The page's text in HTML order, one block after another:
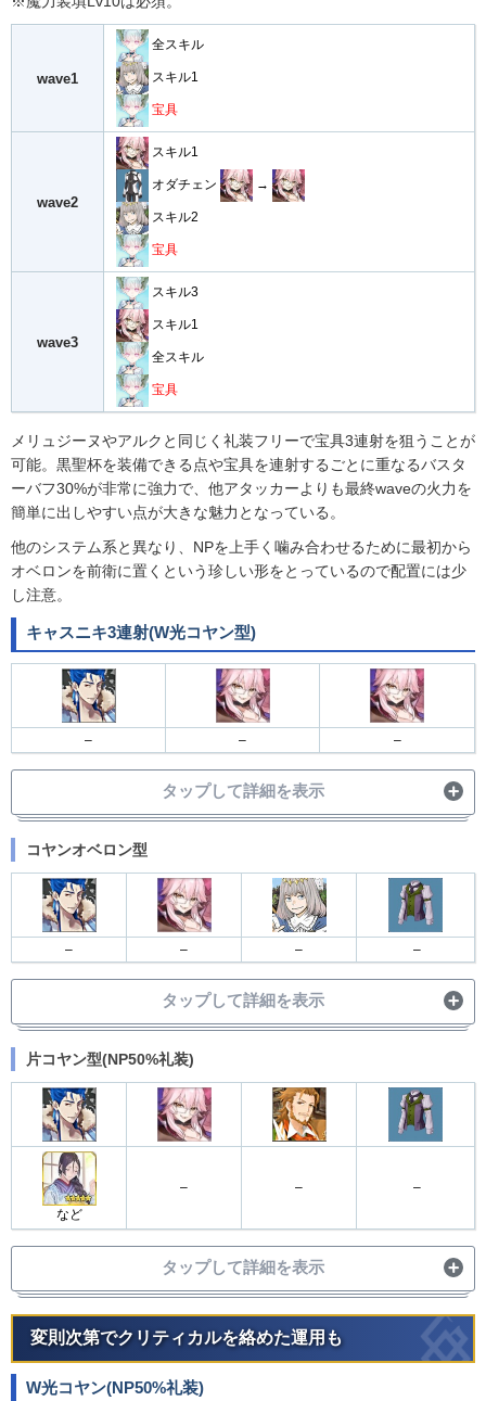
wave1
全スキル
スキル1
宝具
wave2
スキル1
オダチェン →
スキル2
宝具
wave3
スキル3
スキル1
全スキル
宝具
メリュジーヌやアルクと同じく礼装フリーで宝具3連射を狙うことが
可能。黒聖杯を装備できる点や宝具を連射するごとに重なるバスタ
ーバフ30%が非常に強力で、他アタッカーよりも最終waveの火力を
簡単に出しやすい点が大きな魅力となっている。
他のシステム系と異なり、NPを上手く噛み合わせるために最初から
オベロンを前衛に置くという珍しい形をとっているので配置には少
し注意。
キャスニキ3連射(W光コヤン型)
– – –
タップして詳細を表示
1wave
スキル1,3
スキル1→
宝具
スキル1→
スキル3
3wave
スキル1
宝具
コヤンオベロン型
– – – –
タップして詳細を表示
1wave
スキル3
スキル2→
スキル1→
スキル3
宝具
3wave
スキル1
宝具
片コヤン型(NP50%礼装)
など
– – –
タップして詳細を表示
1wave
スキル1,3
スキル2→
変則次第でクリティカルを絡めた運用も
W光コヤン(NP50%礼装)